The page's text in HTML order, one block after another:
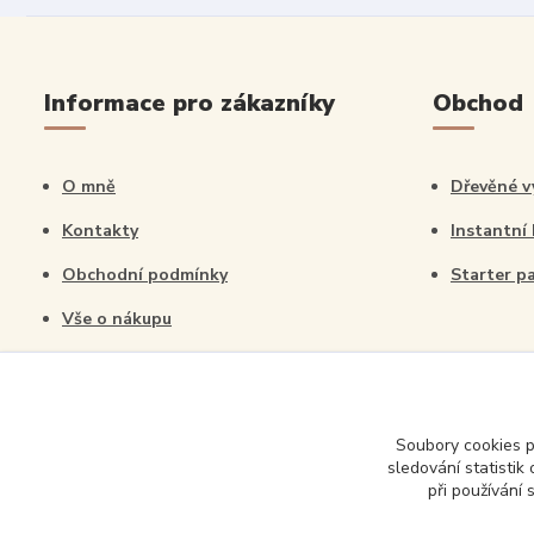
Informace pro zákazníky
O mně
Kontakty
Obchodní podmínky
Vše o nákupu
Obchod
Dřevěné
Instantní
Starter
Soubory cookies
sledování statistik
při používání